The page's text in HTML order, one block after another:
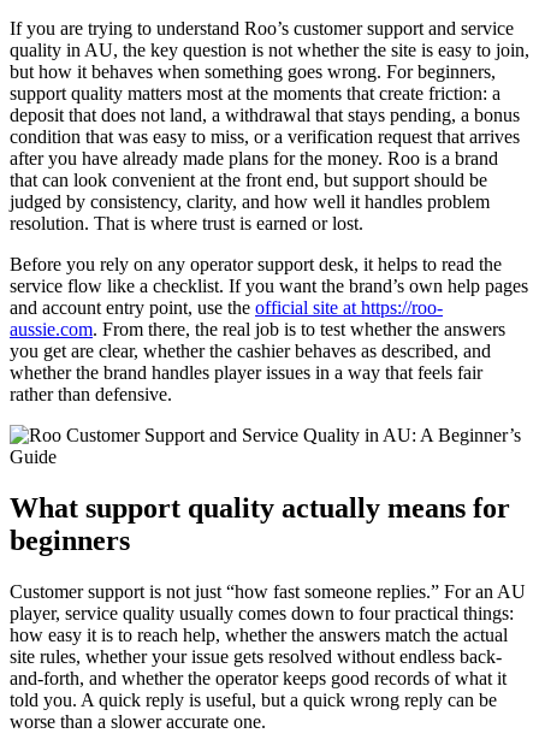
If you are trying to understand Roo’s customer support and service
quality in AU, the key question is not whether the site is easy to join,
but how it behaves when something goes wrong. For beginners,
support quality matters most at the moments that create friction: a
deposit that does not land, a withdrawal that stays pending, a bonus
condition that was easy to miss, or a verification request that arrives
after you have already made plans for the money. Roo is a brand
that can look convenient at the front end, but support should be
judged by consistency, clarity, and how well it handles problem
resolution. That is where trust is earned or lost.
Before you rely on any operator support desk, it helps to read the
service flow like a checklist. If you want the brand’s own help pages
and account entry point, use the official site at https://roo-
aussie.com. From there, the real job is to test whether the answers
you get are clear, whether the cashier behaves as described, and
whether the brand handles player issues in a way that feels fair
rather than defensive.
What support quality actually means for
beginners
Customer support is not just “how fast someone replies.” For an AU
player, service quality usually comes down to four practical things:
how easy it is to reach help, whether the answers match the actual
site rules, whether your issue gets resolved without endless back-
and-forth, and whether the operator keeps good records of what it
told you. A quick reply is useful, but a quick wrong reply can be
worse than a slower accurate one.